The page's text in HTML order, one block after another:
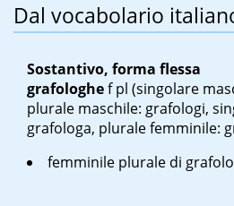
Dal vocabolario
Sostantivo, forma flessa
grafologhef pl (singolare
plurale maschile: grafologi,
grafologa, plurale femminile:
femminile plurale di